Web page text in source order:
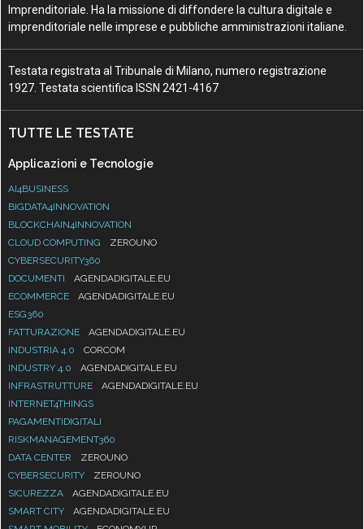
Imprenditoriale. Ha la missione di diffondere la cultura digitale e
imprenditoriale nelle imprese e pubbliche amministrazioni italiane.
Testata registrata al Tribunale di Milano, numero registrazione
1927. Testata scientifica ISSN 2421-4167
TUTTE LE TESTATE
Applicazioni e Tecnologie
AI4BUSINESS
BIGDATA4INNOVATION
BLOCKCHAIN4INNOVATION
CLOUD COMPUTING
ZEROUNO
CYBERSECURITY360
DOCUMENTI
AGENDADIGITALE.EU
ECOMMERCE
AGENDADIGITALE.EU
ESG360
FATTURAZIONE
AGENDADIGITALE.EU
INDUSTRIA 4.0
CORCOM
INDUSTRY 4.0
AGENDADIGITALE.EU
INFRASTRUTTURE
AGENDADIGITALE.EU
INTERNET4THINGS
PAGAMENTIDIGITALI
RISKMANAGEMENT360
DATA CENTER
ZEROUNO
CYBERSECURITY
ZEROUNO
SICUREZZA
AGENDADIGITALE.EU
SMART CITY
AGENDADIGITALE.EU